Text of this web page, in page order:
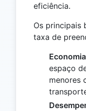
eficiência.
Os principais
taxa de
espaço
menores